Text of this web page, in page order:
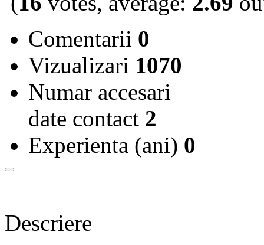
Comentarii 0
Vizualizari 1070
Numar accesari
date contact 2
Experienta (ani) 0
Descriere